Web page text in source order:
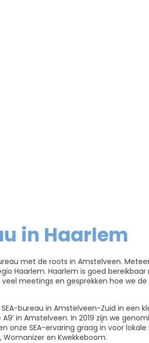
in Haarlem
met de roots in Amstelveen.
Haarlem. Haarlem is goed
meetings en gesprekken hoe we
SEA-bureau in Amstelveen-Zuid in een
in Amstelveen. In 2019 zijn we
onze SEA-ervaring graag in voor
Womanizer en Kwekkeboom.